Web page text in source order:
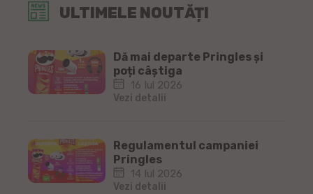
ULTIMELE NOUTĂȚI
Dă mai departe Pringles și
poți câștiga
16 Iul 2026
Vezi detalii
Regulamentul campaniei
Pringles
14 Iul 2026
Vezi detalii